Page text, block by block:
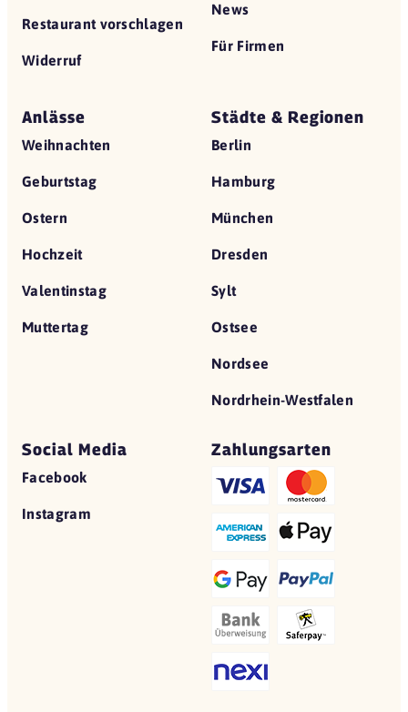
Restaurant vorschlagen
Widerruf
News
Für Firmen
Anlässe
Weihnachten
Geburtstag
Ostern
Hochzeit
Valentinstag
Muttertag
Städte & Regionen
Berlin
Hamburg
München
Dresden
Sylt
Ostsee
Nordsee
Nordrhein-Westfalen
Social Media
Facebook
Instagram
Zahlungsarten